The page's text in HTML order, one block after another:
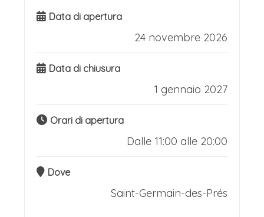
Data di apertura
24 novembre 2026
Data di chiusura
1 gennaio 2027
Orari di apertura
Dalle 11:00 alle 20:00
Dove
Saint-Germain-des-Prés